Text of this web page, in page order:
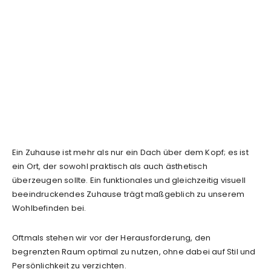
Ein Zuhause ist mehr als nur ein Dach über dem Kopf; es ist
ein Ort, der sowohl praktisch als auch ästhetisch
überzeugen sollte. Ein funktionales und gleichzeitig visuell
beeindruckendes Zuhause trägt maßgeblich zu unserem
Wohlbefinden bei.
Oftmals stehen wir vor der Herausforderung, den
begrenzten Raum optimal zu nutzen, ohne dabei auf Stil und
Persönlichkeit zu verzichten.